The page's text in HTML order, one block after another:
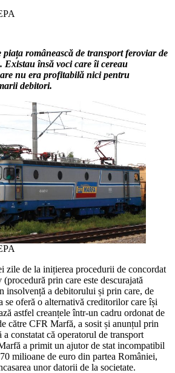
românească de transport feroviar de
Existau însă voci care îi cereau
nu era profitabilă nici pentru
debitori.
zile de la inițierea procedurii de concordat
(procedură prin care este descurajată
insolvență a debitorului și prin care, de
se oferă o alternativă creditorilor care își
astfel creanțele într-un cadru ordonat de
către CFR Marfă, a sosit și anunțul prin
constatat că operatorul de transport
a primit un ajutor de stat incompatibil
milioane de euro din partea României,
unor datorii de la societate.